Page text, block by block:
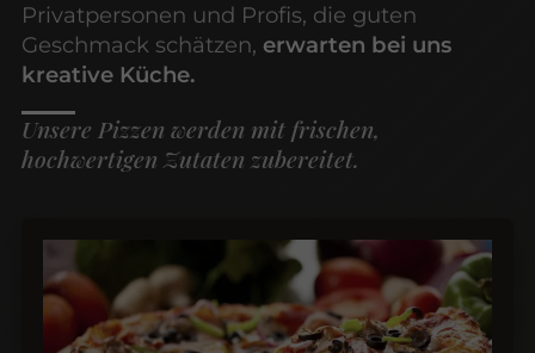
Privatpersonen und Profis, die guten
Geschmack schätzen, erwarten bei uns
kreative Küche.
Unsere Pizzen werden mit frischen,
hochwertigen Zutaten zubereitet.